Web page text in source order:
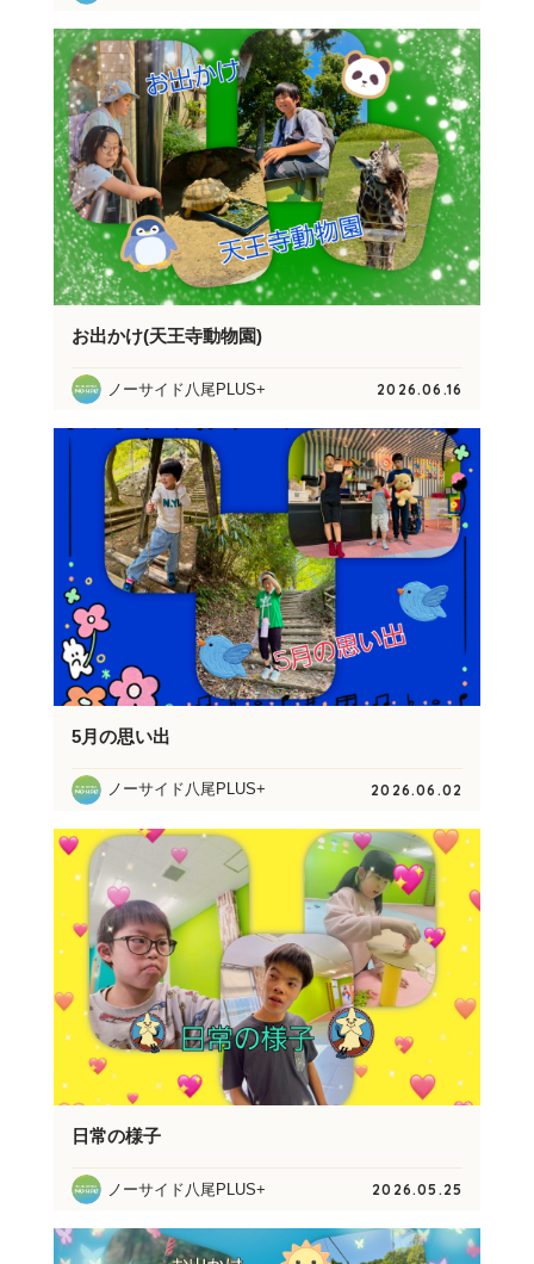
お出かけ(天王寺動物園)
ノーサイド八尾PLUS+ 2026.06.16
5月の思い出
ノーサイド八尾PLUS+ 2026.06.02
日常の様子
ノーサイド八尾PLUS+ 2026.05.25